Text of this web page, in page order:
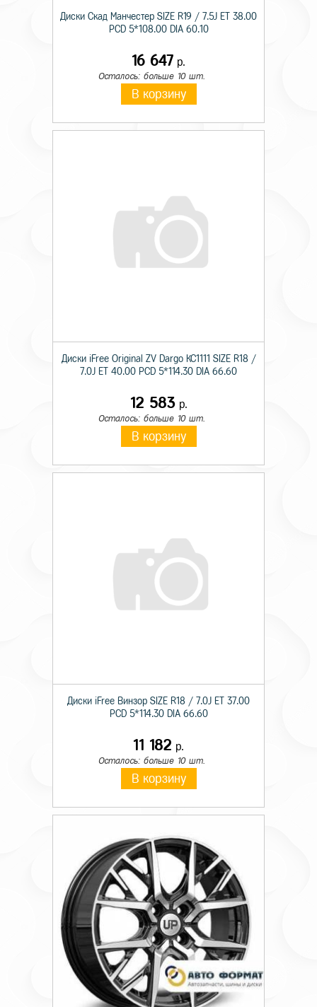
Диски Скад Манчестер SIZE R19 / 7.5J ET 38.00
PCD 5*108.00 DIA 60.10
16 647 р.
Осталось: больше 10 шт.
В корзину
Диски iFree Original ZV Dargo КС1111 SIZE R18 /
7.0J ET 40.00 PCD 5*114.30 DIA 66.60
12 583р.
Осталось: больше 10 шт.
В корзину
Диски iFree Винзор SIZE R18 / 7.0J ET 37.00
PCD 5*114.30 DIA 66.60
11 182 р.
Осталось: больше 10 шт.
В корзину